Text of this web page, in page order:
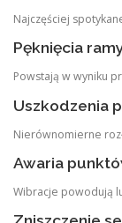
Najczęściej
Pęknięcia
Powstają w wyniku
Uszkodzenia
Nierównomierne
Awaria
Wibracje powodują